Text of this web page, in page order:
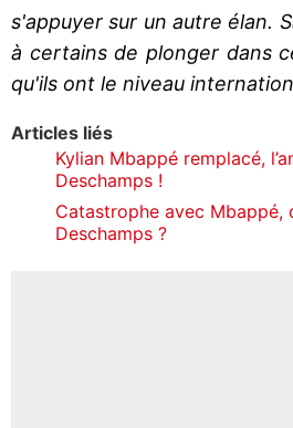
s'appuyer sur un autre élan.
à certains de plonger dans
qu'ils ont le niveau
Articles liés
Kylian Mbappé remplacé,
Deschamps !
Catastrophe avec Mbappé,
Deschamps ?